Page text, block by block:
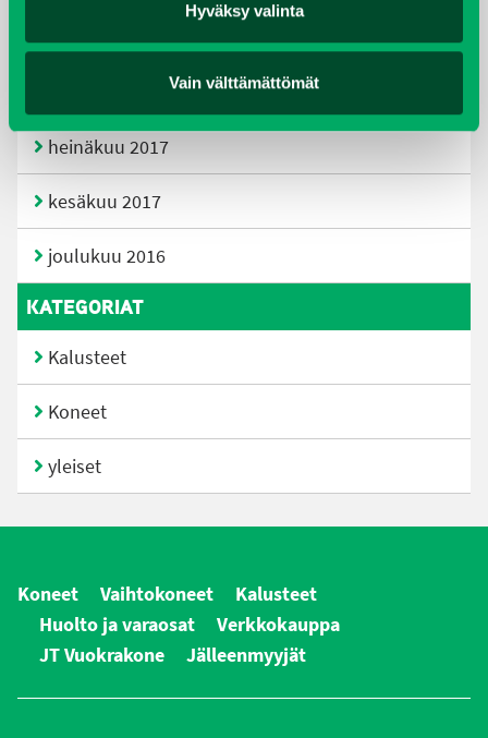
Hyväksy valinta
Vain välttämättömät
tammikuu 2018
heinäkuu 2017
kesäkuu 2017
joulukuu 2016
KATEGORIAT
Kalusteet
Koneet
yleiset
Koneet Vaihtokoneet
Kalusteet
Huolto ja varaosat
Verkkokauppa
JT Vuokrakone
Jälleenmyyjät